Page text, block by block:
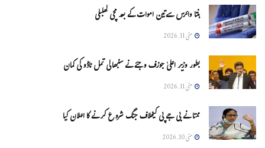
ہنتا وائرس سےتین اموات کے بعد مچی کھلبلی
مئی 11, 2026
بطور وزیر اعلیٰ جوزف وجئے نے سنبھالی تمل ناڈو کی کمان
مئی 11, 2026
ممتا نے بی جے پی کیخلاف جنگ شروع کرنے کا اعلان کیا
مئی 10, 2026